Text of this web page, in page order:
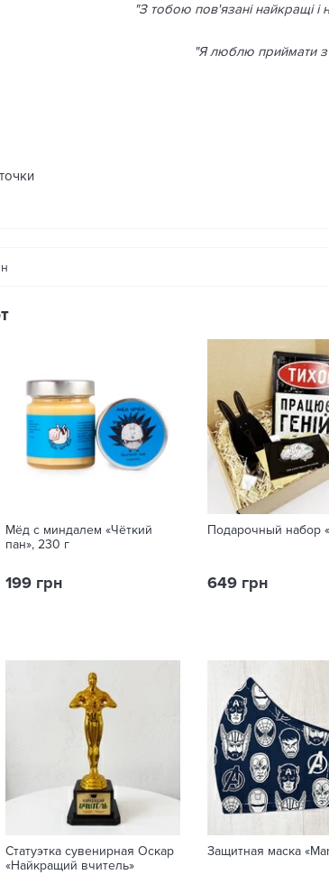
"З тобою пов'язані найкращі і
"Я люблю приймати
Мёд с миндалем «Чёткий
пан», 230 г
199 грн
Подарочный набор
649 грн
Статуэтка сувенирная Оскар
«Найкращий вчитель»
Защитная маска